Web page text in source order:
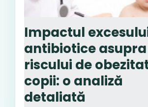
Impactul
antibiotice asupra
riscului de
copii: o analiză
detaliată